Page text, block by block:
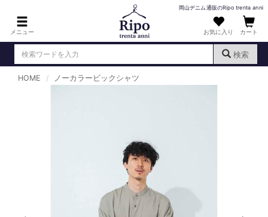
メニュー
岡山デニム通販のRipo trenta anni
お気に入り カート
検索
T-SHIRT : Tシャツ
HOME ノーカラービックシャツ